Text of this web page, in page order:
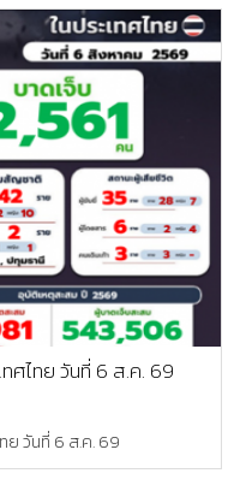
ศไทย วันที่ 6 ส.ค. 69
ย วันที่ 6 ส.ค. 69